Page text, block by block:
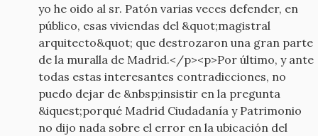
yo he oido al sr. Patón varias veces defender, en
público, esas viviendas del &quot;magistral
arquitecto&quot; que destrozaron una gran parte
de la muralla de Madrid.</p><p>Por último, y ante
todas estas interesantes contradicciones, no
puedo dejar de &nbsp;insistir en la pregunta
&iquest;porqué Madrid Ciudadanía y Patrimonio
no dijo nada sobre el error en la ubicación del